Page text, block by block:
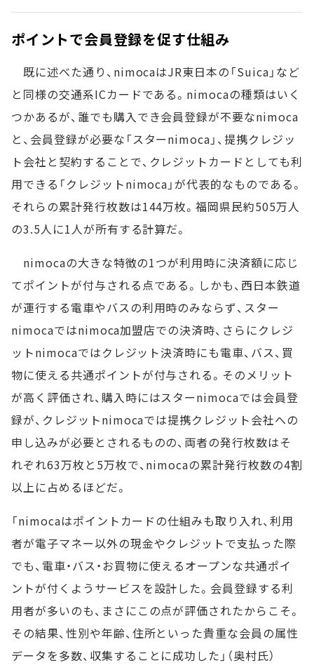
ポイントで会員登録を促す仕組み
既に述べた通り、nimocaはJR東日本の「Suica」など
と同様の交通系ICカードである。nimocaの種類はいく
つかあるが、誰でも購入でき会員登録が不要なnimoca
と、会員登録が必要な「スターnimoca」、提携クレジッ
ト会社と契約することで、クレジットカードとしても利
用できる「クレジットnimoca」が代表的なものである。
それらの累計発行枚数は144万枚。福岡県民約505万人
の3.5人に1人が所有する計算だ。
nimocaの大きな特徴の1つが利用時に決済額に応じ
てポイントが付与される点である。しかも、西日本鉄道
が運行する電車やバスの利用時のみならず、スター
nimocaではnimoca加盟店での決済時、さらにクレジ
ットnimocaではクレジット決済時にも電車、バス、買
物に使える共通ポイントが付与される。そのメリット
が高く評価され、購入時にはスターnimocaでは会員登
録が、クレジットnimocaでは提携クレジット会社への
申し込みが必要とされるものの、両者の発行枚数はそ
れぞれ63万枚と5万枚で、nimocaの累計発行枚数の4割
以上に占めるほどだ。
「nimocaはポイントカードの仕組みも取り入れ、利用
者が電子マネー以外の現金やクレジットで支払った際
でも、電車・バス・お買物に使えるオープンな共通ポイ
ントが付くようサービスを設計した。会員登録する利
用者が多いのも、まさにこの点が評価されたからこそ。
その結果、性別や年齢、住所といった貴重な会員の属性
データを多数、収集することに成功した」（奥村氏）